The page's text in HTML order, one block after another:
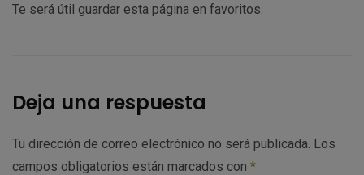
Te será útil guardar esta página en favoritos.
Deja una respuesta
Tu dirección de correo electrónico no será publicada. Los
campos obligatorios están marcados con *